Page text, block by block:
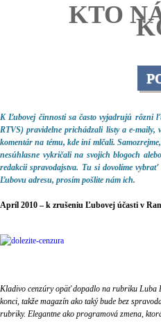
KTO
K Ľubovej činnosti sa často vyjadrujú rôzni
RTVS) pravidelne prichádzali listy a e-
komentár na tému, kde iní mlčali.
nesúhlasne vykričali na svojich blogoch
redakcii spravodajstva. Tu si dovolíme
Ľubovu adresu, prosím pošlite nám ich.
Apríl 2010 – k zrušeniu Ľubovej účasti v
Kladivo cenzúry opäť dopadlo na rubriku Luba
konci, takže magazín ako taký bude bez
rubriky. Elegantne ako programová zmena,